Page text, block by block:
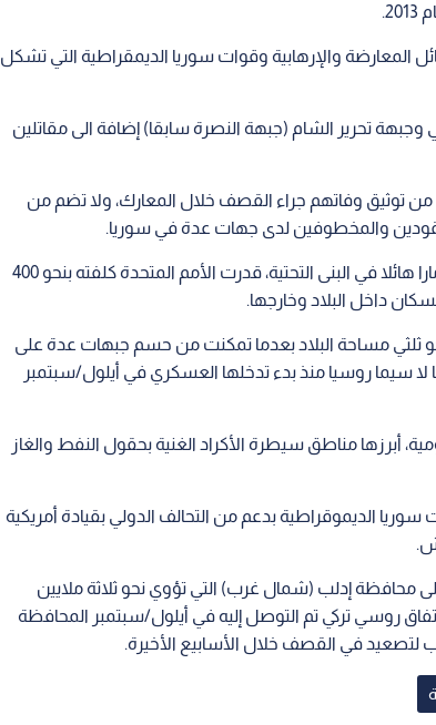
الفصائل المعارضة والإرهابية وقوات سوريا الديمقراطية التي تشكل
وجبهة تحرير الشام (جبهة النصرة سابقا) إضافة الى مقاتلين
توثيق وفاتهم جراء القصف خلال المعارك، ولا تضم من
والمخطوفين لدى جهات عدة في سوريا.
وعدا عن الخسائر البشرية، أحدث النزاع منذ اندلاعه دمارا هائلا في البنى التحتية، قدرت الأمم المتحدة كلفته بنحو 400
داخل البلاد وخارجها.
ثلثي مساحة البلاد بعدما تمكنت من حسم جبهات عدة على
سيما روسيا منذ بدء تدخلها العسكري في أيلول/سبتمبر
أبرزها مناطق سيطرة الأكراد الغنية بحقول النفط والغاز
الديموقراطية بدعم من التحالف الدولي بقيادة أمريكية
محافظة إدلب (شمال غرب) التي تؤوي نحو ثلاثة ملايين
روسي تركي تم التوصل إليه في أيلول/سبتمبر المحافظة
في القصف خلال الأسابيع الأخيرة.